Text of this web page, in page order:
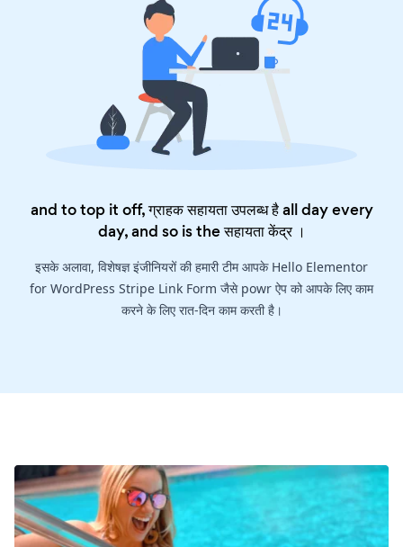
and to top it off, ग्राहक सहायता उपलब्ध है all day every
day, and so is theसहायता केंद्र।
इसके अलावा, विशेषज्ञ इंजीनियरों की हमारी टीम आपके Hello Elementor
for WordPress Stripe Link Form जैसे powr ऐप को आपके लिए काम
करने के लिए रात-दिन काम करती है।